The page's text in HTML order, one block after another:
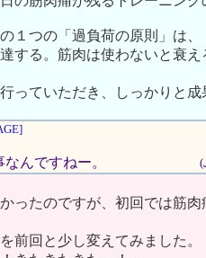
１つの「過負荷の原則」は、
する。筋肉は使わないと衰
っていただき、しっかりと
んですねー。 (
ったのですが、初回では筋肉
前回と少し変えてみました。